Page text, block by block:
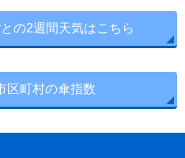
の2週間天気はこちら
区町村の傘指数